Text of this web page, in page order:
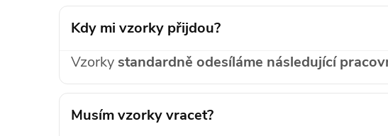
Kdy mi vzorky přijdou?
Vzorkystandardně odesíláme následující
Musím vzorky vracet?